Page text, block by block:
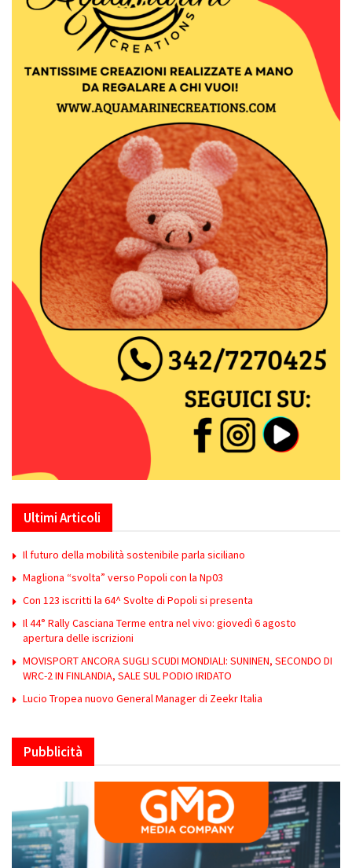
Ultimi Articoli
Il futuro della mobilità sostenibile parla siciliano
Magliona “svolta” verso Popoli con la Np03
Con 123 iscritti la 64^ Svolte di Popoli si presenta
Il 44° Rally Casciana Terme entra nel vivo: giovedì 6 agosto
apertura delle iscrizioni
MOVISPORT ANCORA SUGLI SCUDI MONDIALI: SUNINEN, SECONDO DI
WRC-2 IN FINLANDIA, SALE SUL PODIO IRIDATO
Lucio Tropea nuovo General Manager di Zeekr Italia
Pubblicità